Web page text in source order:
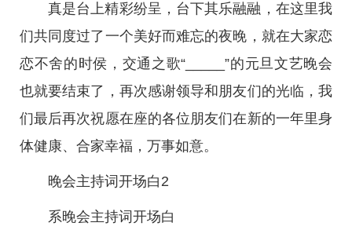
真是台上精彩纷呈，台下其乐融融，在这里我
们共同度过了一个美好而难忘的夜晚，就在大家恋
恋不舍的时侯，交通之歌“_____”的元旦文艺晚会
也就要结束了，再次感谢领导和朋友们的光临，我
们最后再次祝愿在座的各位朋友们在新的一年里身
体健康、合家幸福，万事如意。
晚会主持词开场白2
系晚会主持词开场白